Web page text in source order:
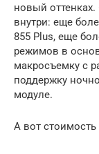
новый
внутри: еще
855 Plus, еще
режимов в
макросъемку с
поддержку
модуле.
А вот